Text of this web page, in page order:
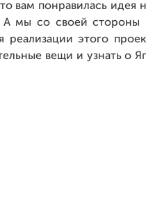
вам понравилась идея
А мы со своей стороны
этого
вещи и узнать о